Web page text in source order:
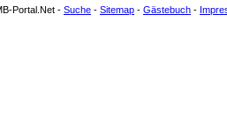
Portal.Net - Suche - Sitemap - Gästebuch -